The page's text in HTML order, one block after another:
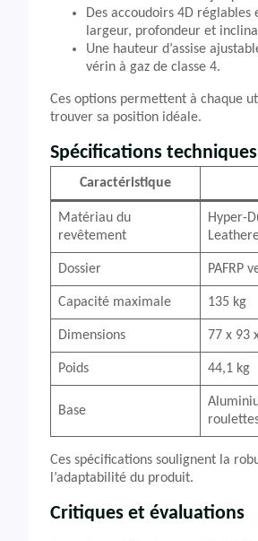
Des accoudoirs 4D réglables
largeur, profondeur et
Une hauteur d’assise
vérin à gaz de classe 4.
Ces options permettent à chaque
trouver sa position idéale.
Spécifications techniques
Caractéristique
Matériau du
revêtement
Hyper-
Dossier PAFRP
Capacité maximale 135 kg
Dimensions 77 x 93
Poids 44,1 kg
Base
Ces spécifications soulignent la
l’adaptabilité du produit.
Critiques et évaluations